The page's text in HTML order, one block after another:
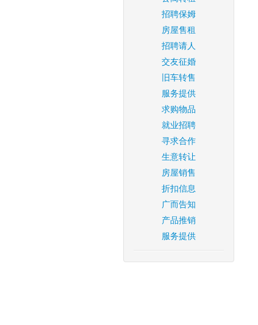
招聘保姆
房屋售租
招聘请人
交友征婚
旧车转售
服务提供
求购物品
就业招聘
寻求合作
生意转让
房屋销售
折扣信息
广而告知
产品推销
服务提供